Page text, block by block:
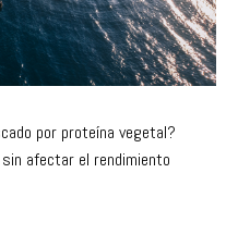
por proteína vegetal?
afectar el rendimiento